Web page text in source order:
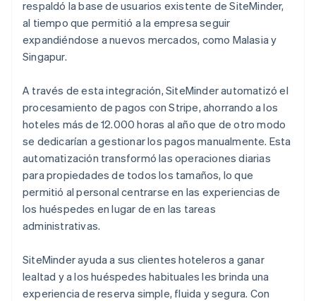
respaldó la base de usuarios existente de SiteMinder,
al tiempo que permitió a la empresa seguir
expandiéndose a nuevos mercados, como Malasia y
Singapur.
A través de esta integración, SiteMinder automatizó el
procesamiento de pagos con Stripe, ahorrando a los
hoteles más de 12.000 horas al año que de otro modo
se dedicarían a gestionar los pagos manualmente. Esta
automatización transformó las operaciones diarias
para propiedades de todos los tamaños, lo que
permitió al personal centrarse en las experiencias de
los huéspedes en lugar de en las tareas
administrativas.
SiteMinder ayuda a sus clientes hoteleros a ganar
lealtad y a los huéspedes habituales les brinda una
experiencia de reserva simple, fluida y segura. Con